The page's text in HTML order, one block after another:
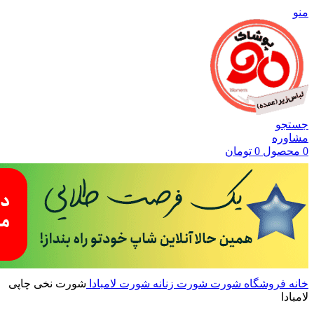
منو
جستجو
مشاوره
0 محصول 0 تومان
خانه فروشگاه شورت شورت زنانه شورت لامبادا شورت نخی چاپی
لامبادا